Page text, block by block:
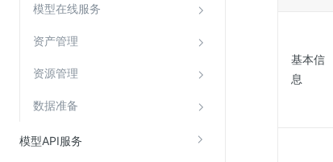
模型在线服务
资产管理
资源管理
数据准备
模型API服务
密钥管理服务
SSL证书管理
基本信
息